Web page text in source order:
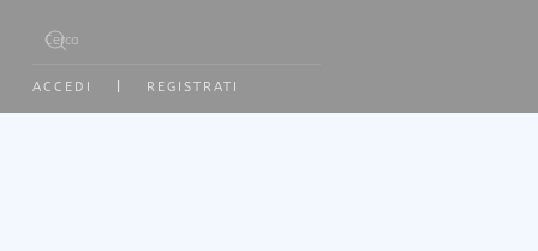
ACCEDI
REGISTRATI